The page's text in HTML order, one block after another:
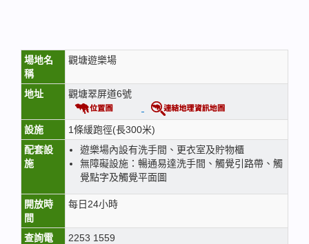
場地名
稱
觀塘遊樂場
地址 觀塘翠屏道6號
設施
1條緩跑徑(長300米)
配套設
施
遊樂場內設有洗手間、更衣室及貯物櫃
無障礙設施：暢通易達洗手間、觸覺引路帶、觸
覺點字及觸覺平面圖
開放時
間
每日24小時
查詢電
2253 1559